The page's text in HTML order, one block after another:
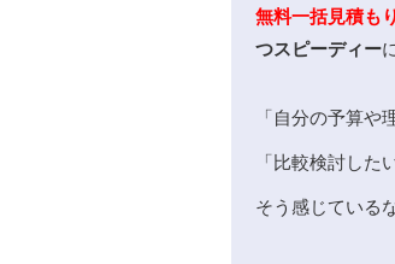
無料一括見積もり
つスピーディー
「自分の予算や
「比較検討した
そう感じている